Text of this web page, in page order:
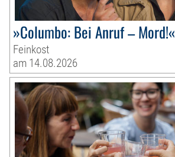
»Columbo: Bei Anruf – Mord!«
Feinkost
am 14.08.2026